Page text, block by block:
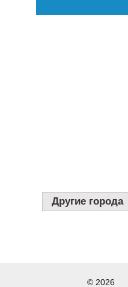
Другие города
© 2026